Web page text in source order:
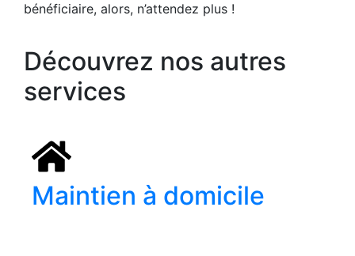
bénéficiaire, alors, n’attendez plus !
Découvrez nos autres
services
Maintien à domicile